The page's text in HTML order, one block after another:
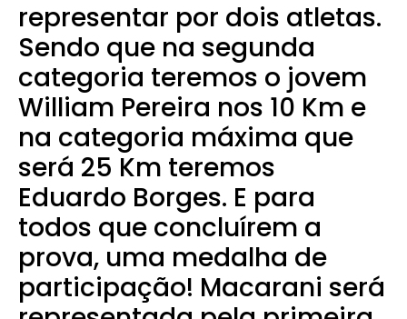
representar por dois atletas.
Sendo que na segunda
categoria teremos o jovem
William Pereira nos 10 Km e
na categoria máxima que
será 25 Km teremos
Eduardo Borges. E para
todos que concluírem a
prova, uma medalha de
participação! Macarani será